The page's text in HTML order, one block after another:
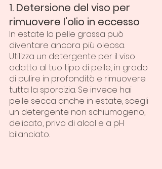
1. Detersione del viso per
rimuovere l'olio in eccesso
In estate la pelle grassa può
diventare ancora più oleosa.
Utilizza un detergente per il viso
adatto al tuo tipo di pelle, in grado
di pulire in profondità e rimuovere
tutta la sporcizia. Se invece hai
pelle secca anche in estate, scegli
un detergente non schiumogeno,
delicato, privo di alcol e a pH
bilanciato.